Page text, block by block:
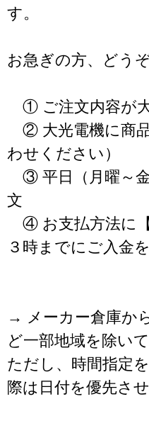
す。
お急ぎの方、どう
① ご注文内容が
② 大光電機に商
わせください）
③ 平日（月曜～金
文
④ お支払方法に
３時までにご入金
→ メーカー倉庫か
ど一部地域を除い
ただし、時間指定
際は日付を優先さ